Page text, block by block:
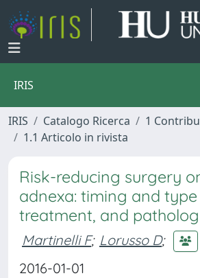
IRIS
IRIS Catalogo Ricerca
1
1.1 Articolo in rivista
Risk-reducing surgery
adnexa: timing and
treatment, and
Martinelli F; Lorusso D;
2016-01-01